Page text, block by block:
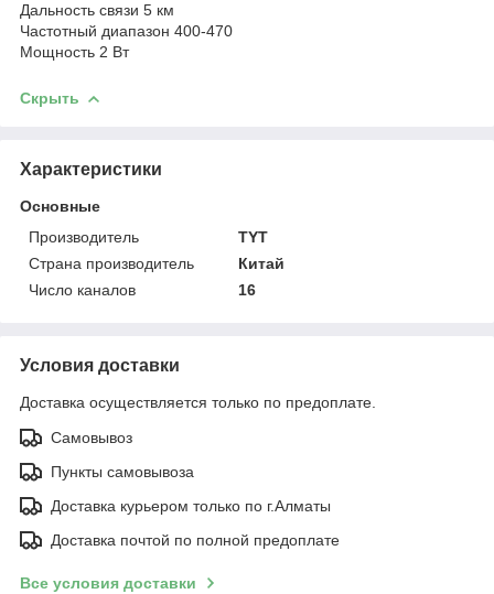
Дальность связи 5 км
Частотный диапазон 400-470
Мощность 2 Вт
Скрыть
Характеристики
Основные
Производитель
TYT
Страна производитель
Китай
Число каналов
16
Условия доставки
Доставка осуществляется только по предоплате.
Самовывоз
Пункты самовывоза
Доставка курьером только по г.Алматы
Доставка почтой по полной предоплате
Все условия доставки